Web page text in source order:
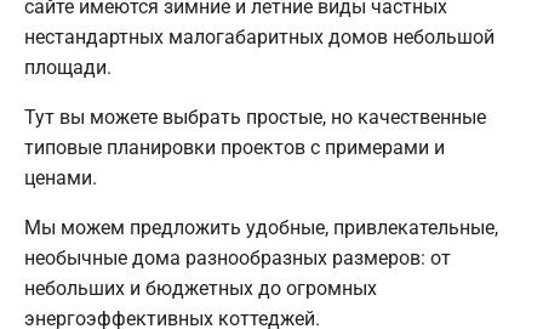
сайте имеются зимние и летние виды частных
нестандартных малогабаритных домов небольшой
площади.
Тут вы можете выбрать простые, но качественные
типовые планировки проектов с примерами и
ценами.
Мы можем предложить удобные, привлекательные,
необычные дома разнообразных размеров: от
небольших и бюджетных до огромных
энергоэффективных коттеджей.